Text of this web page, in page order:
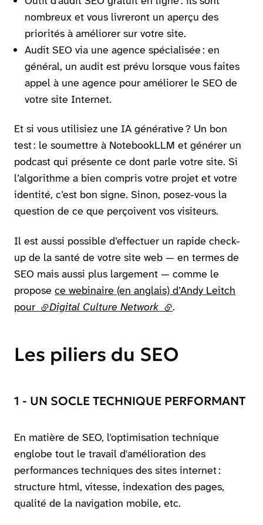
nombreux et vous livreront un aperçu des
priorités à améliorer sur votre site.
Audit SEO via une agence spécialisée : en
général, un audit est prévu lorsque vous faites
appel à une agence pour améliorer le SEO de
votre site Internet.
Et si vous utilisiez une IA générative ? Un bon
test : le soumettre à NotebookLLM et générer un
podcast qui présente ce dont parle votre site. Si
l’algorithme a bien compris votre projet et votre
identité, c’est bon signe. Sinon, posez-vous la
question de ce que perçoivent vos visiteurs.
Il est aussi possible d’effectuer un rapide check-
up de la santé de votre site web — en termes de
SEO mais aussi plus largement — comme le
propose ce webinaire (en anglais) d’Andy Leitch
pour (lien externe)
Digital Culture Network (lien externe)
.
Les piliers du SEO
1 - UN SOCLE TECHNIQUE PERFORMANT
En matière de SEO, l'optimisation technique
englobe tout le travail d'amélioration des
performances techniques des sites internet :
structure html, vitesse, indexation des pages,
qualité de la navigation mobile, etc.